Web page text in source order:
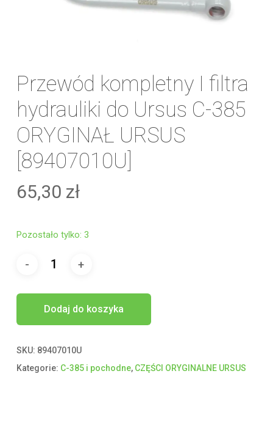
Przewód kompletny I filtra
hydrauliki do Ursus C-385
ORYGINAŁ URSUS
[89407010U]
65,30 zł
Pozostało tylko: 3
Dodaj do koszyka
SKU: 89407010U
Kategorie: C-385 i pochodne, CZĘŚCI ORYGINALNE URSUS